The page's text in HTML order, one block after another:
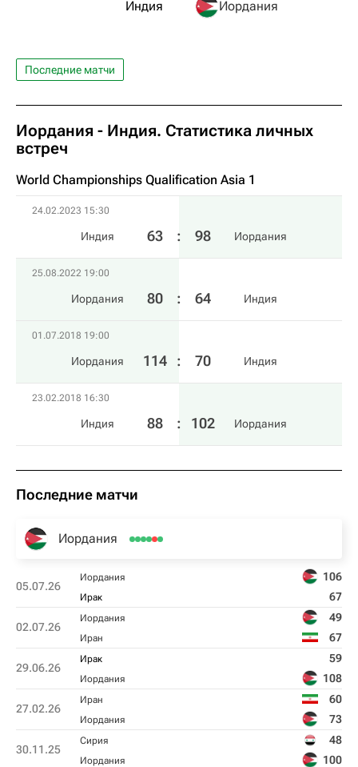
Индия Иордания
Последние матчи
Иордания - Индия. Статистика личных
встреч
World Championships Qualification Asia 1
24.02.2023 15:30
Индия 63 : 98 Иордания
25.08.2022 19:00
Иордания 80 : 64 Индия
01.07.2018 19:00
Иордания 114 : 70 Индия
23.02.2018 16:30
Индия 88 : 102 Иордания
Последние матчи
Иордания
05.07.26
Иордания 106
Ирак 67
02.07.26
Иордания 49
Иран 67
29.06.26
Ирак 59
Иордания 108
27.02.26
Иран 60
Иордания 73
30.11.25
Сирия 48
Иордания 100